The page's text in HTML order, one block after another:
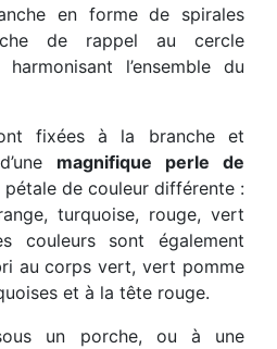
en forme de spirales
de rappel au cercle
harmonisant l’ensemble du
fixées à la branche et
magnifique perle de
pétale de couleur différente :
turquoise, rouge, vert
couleurs sont également
au corps vert, vert pomme
et à la tête rouge.
un porche, ou à une